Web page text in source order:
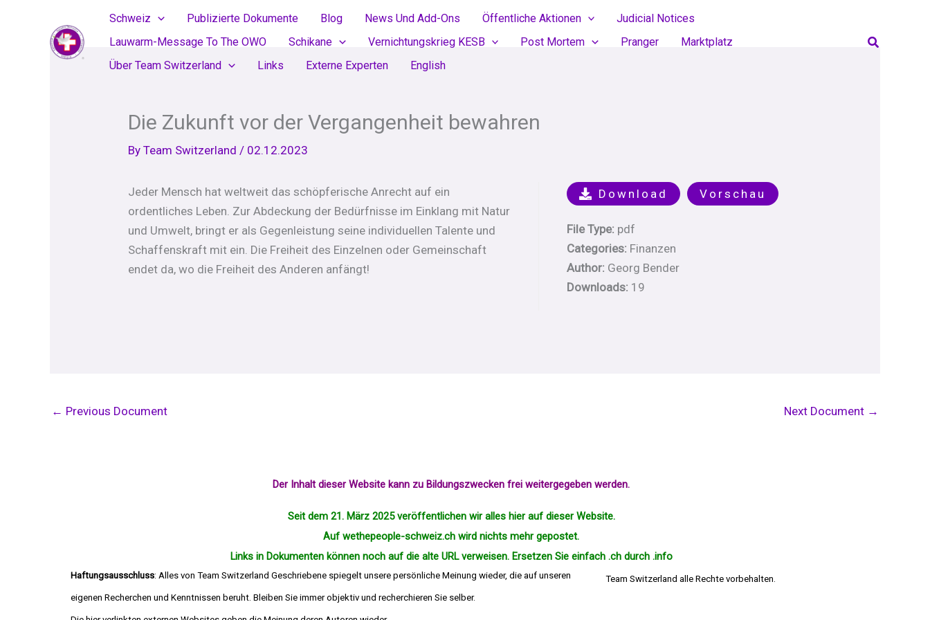
Schweiz Publizierte Dokumente Blog News Und Add-Ons Öffentliche Aktionen
Judicial Notices
Lauwarm-Message To The OWO
Schikane Vernichtungskrieg KESB Post Mortem Pranger
Marktplatz
Über Team Switzerland
Links Externe Experten English
Search
Die Zukunft vor der Vergangenheit bewahren
ByTeam Switzerland / 02.12.2023
Jeder Mensch hat weltweit das schöpferische Anrecht auf ein
ordentliches Leben. Zur Abdeckung der Bedürfnisse im Einklang mit Natur
und Umwelt, bringt er als Gegenleistung seine individuellen Talente und
Schaffenskraft mit ein. Die Freiheit des Einzelnen oder Gemeinschaft
endet da, wo die Freiheit des Anderen anfängt!
Download Vorschau
File Type: pdf
Categories: Finanzen
Author: Georg Bender
Downloads: 19
← Previous Document Next Document →
Der Inhalt dieser Website kann zu Bildungszwecken frei weitergegeben werden.
Seit dem 21. März 2025 veröffentlichen wir alles hier auf dieser Website.
Auf wethepeople-schweiz.ch wird nichts mehrgepostet.
Links in Dokumenten können noch auf die alte URL verweisen. Ersetzen Sie einfach .ch durch .info
Haftungsausschluss: Alles von Team Switzerland Geschriebene spiegelt unsere persönliche Meinung wieder, die auf unseren
eigenen Recherchen und Kenntnissen beruht. Bleiben Sie immer objektiv und recherchieren Sie selber.
Team Switzerland alle Rechte vorbehalten.